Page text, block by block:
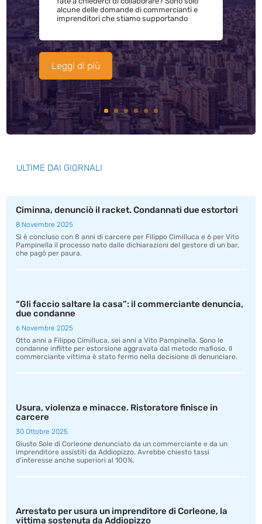
alcune delle domande di commercianti e
imprenditori che stiamo supportando
Leggi di più
ULTIME DAI GIORNALI
Ciminna, denunciò il racket. Condannati due estortori
8 Novembre 2025
Si è concluso con 8 anni di carcere per Filippo Cimilluca e 6 per Vito
Pampinella il processo nato dalle dichiarazioni del gestore di un bar,
che pagò per paura.
“Gli faccio saltare la casa”: il commerciante denuncia,
due condanne
6 Novembre 2025
Otto anni a Filippo Cimilluca, sei anni a Vito Pampinella. Sono le
condanne inflitte per estorsione aggravata dal metodo mafioso. Il
commerciante vittima è stato fermo nella decisione di denunciare.
Usura, violenza e minacce. Ristoratore finisce in
carcere
30 Ottobre 2025
Giusto Sole di Corleone denunciato da un commerciante e da un
imprenditore assistiti da Addiopizzo. Avrebbe chiesto tassi
d’interesse anche superiori al 100%.
Arrestato per usura un imprenditore di Corleone, la
vittima sostenuta da Addiopizzo